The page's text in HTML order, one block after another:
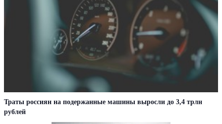
Траты россиян на подержанные машины выросли до 3,4 трлн
рублей